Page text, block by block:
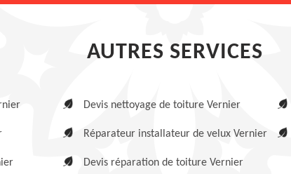
AUTRES SERVICES
Devis nettoyage de toiture Vernier
Réparateur installateur de velux Vernier
Devis réparation de toiture Vernier